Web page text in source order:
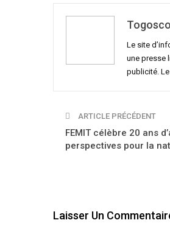
Le site
une presse
publicité.
ARTICLE PRÉCÉDENT
FEMIT célèbre 20 ans
perspectives pour la
Laisser Un